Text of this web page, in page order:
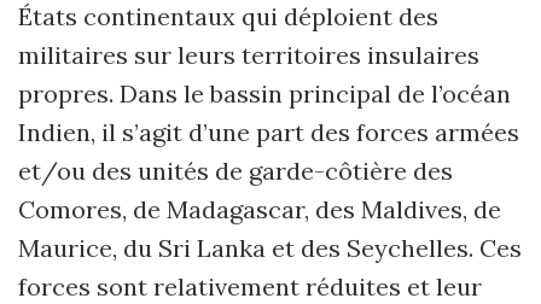
États continentaux qui déploient des
militaires sur leurs territoires insulaires
propres. Dans le bassin principal de l’océan
Indien, il s’agit d’une part des forces armées
et/ou des unités de garde-côtière des
Comores, de Madagascar, des Maldives, de
Maurice, du Sri Lanka et des Seychelles. Ces
forces sont relativement réduites et leur